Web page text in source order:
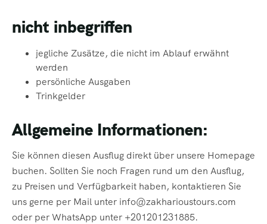
nicht inbegriffen
jegliche Zusätze, die nicht im Ablauf erwähnt
werden
persönliche Ausgaben
Trinkgelder
Allgemeine Informationen:
Sie können diesen Ausflug direkt über unsere Homepage
buchen. Sollten Sie noch Fragen rund um den Ausflug,
zu Preisen und Verfügbarkeit haben, kontaktieren Sie
uns gerne per Mail unter info@zakharioustours.com
oder per WhatsApp unter +201201231885.